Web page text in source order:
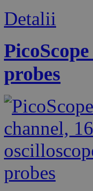
Detalii
probes